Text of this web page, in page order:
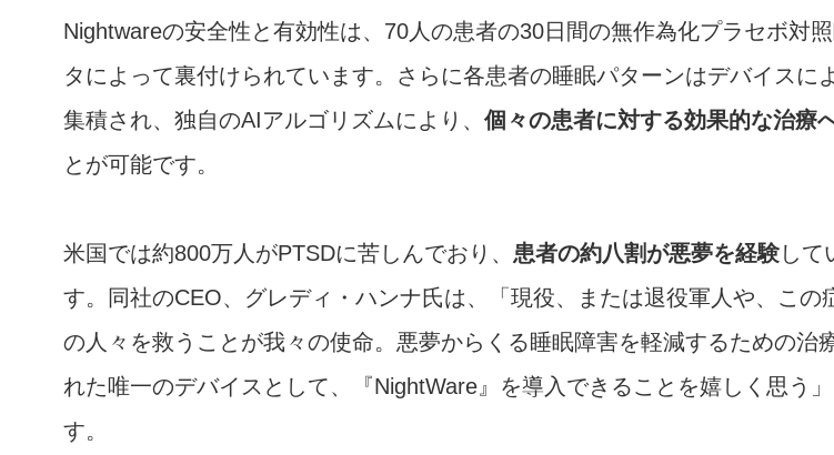
Nightwareの安全性と有効性は、70人の患者の30日間の無作為化プラセボ対
タによって裏付けられています。さらに各患者の睡眠パターンはデバイスに
集積され、独自のAIアルゴリズムにより、 個々の患者に対する効果的な治療
とが可能です。
米国では約800万人がPTSDに苦しんでおり、 患者の約八割が悪夢を経験して
す。同社のCEO、グレディ・ハンナ氏は、「現役、または退役軍人や、この
の人々を救うことが我々の使命。悪夢からくる睡眠障害を軽減するための治
れた唯一のデバイスとして、『NightWare』を導入できることを嬉しく思う
す。